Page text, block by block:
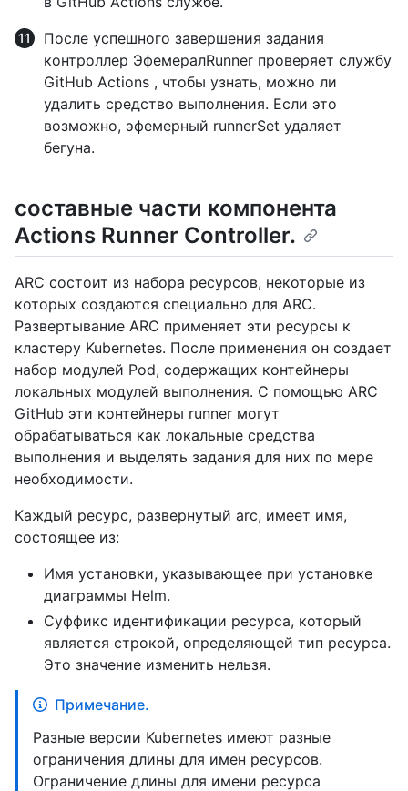
После успешного завершения задания
контроллер ЭфемералRunner проверяет службу
GitHub Actions , чтобы узнать, можно ли
удалить средство выполнения. Если это
возможно, эфемерный runnerSet удаляет
бегуна.
составные части компонента
Actions Runner Controller.
ARC состоит из набора ресурсов, некоторые из
которых создаются специально для ARC.
Развертывание ARC применяет эти ресурсы к
кластеру Kubernetes. После применения он создает
набор модулей Pod, содержащих контейнеры
локальных модулей выполнения. С помощью ARC
GitHub эти контейнеры runner могут
обрабатываться как локальные средства
выполнения и выделять задания для них по мере
необходимости.
Каждый ресурс, развернутый arc, имеет имя,
состоящее из:
Имя установки, указывающее при установке
диаграммы Helm.
Суффикс идентификации ресурса, который
является строкой, определяющей тип ресурса.
Это значение изменить нельзя.
Примечание.
Разные версии Kubernetes имеют разные
ограничения длины для имен ресурсов.
Ограничение длины для имени ресурса